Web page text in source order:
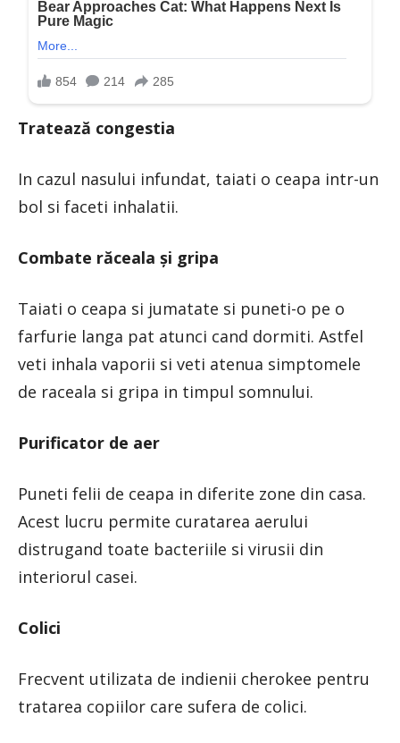
Tratează congestia
In cazul nasului infundat, taiati o ceapa intr-un
bol si faceti inhalatii.
Combate răceala și gripa
Taiati o ceapa si jumatate si puneti-o pe o
farfurie langa pat atunci cand dormiti. Astfel
veti inhala vaporii si veti atenua simptomele
de raceala si gripa in timpul somnului.
Purificator de aer
Puneti felii de ceapa in diferite zone din casa.
Acest lucru permite curatarea aerului
distrugand toate bacteriile si virusii din
interiorul casei.
Colici
Frecvent utilizata de indienii cherokee pentru
tratarea copiilor care sufera de colici.